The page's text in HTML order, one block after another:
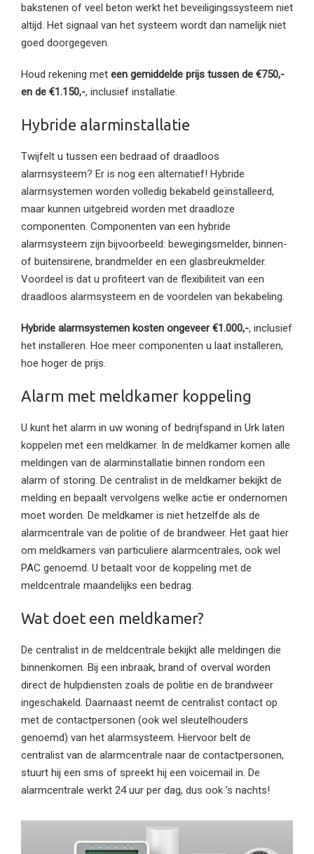
bakstenen of veel beton werkt het beveiligingssysteem niet
altijd. Het signaal van het systeem wordt dan namelijk niet
goed doorgegeven.
Houd rekening met een gemiddelde prijs tussen de €750,-
en de €1.150,-, inclusief installatie.
Hybride alarminstallatie
Twijfelt u tussen een bedraad of draadloos
alarmsysteem? Er is nog een alternatief! Hybride
alarmsystemen worden volledig bekabeld geïnstalleerd,
maar kunnen uitgebreid worden met draadloze
componenten. Componenten van een hybride
alarmsysteem zijn bijvoorbeeld: bewegingsmelder, binnen-
of buitensirene, brandmelder en een glasbreukmelder.
Voordeel is dat u profiteert van de flexibiliteit van een
draadloos alarmsysteem en de voordelen van bekabeling.
Hybride alarmsystemen kosten ongeveer €1.000,-, inclusief
het installeren. Hoe meer componenten u laat installeren,
hoe hoger de prijs.
Alarm met meldkamer koppeling
U kunt het alarm in uw woning of bedrijfspand in Urk laten
koppelen met een meldkamer. In de meldkamer komen alle
meldingen van de alarminstallatie binnen rondom een
alarm of storing. De centralist in de meldkamer bekijkt de
melding en bepaalt vervolgens welke actie er ondernomen
moet worden. De meldkamer is niet hetzelfde als de
alarmcentrale van de politie of de brandweer. Het gaat hier
om meldkamers van particuliere alarmcentrales, ook wel
PAC genoemd. U betaalt voor de koppeling met de
meldcentrale maandelijks een bedrag.
Wat doet een meldkamer?
De centralist in de meldcentrale bekijkt alle meldingen die
binnenkomen. Bij een inbraak, brand of overval worden
direct de hulpdiensten zoals de politie en de brandweer
ingeschakeld. Daarnaast neemt de centralist contact op
met de contactpersonen (ook wel sleutelhouders
genoemd) van het alarmsysteem. Hiervoor belt de
centralist van de alarmcentrale naar de contactpersonen,
stuurt hij een sms of spreekt hij een voicemail in. De
alarmcentrale werkt 24 uur per dag, dus ook ’s nachts!